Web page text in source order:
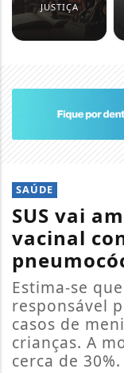
JUSTIÇA
SAÚDE
SUS vai
vacinal
Estima-se
responsável
casos de
crianças. A
cerca de 30%.